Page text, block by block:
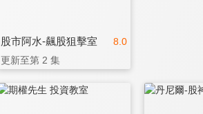
8.0
股市阿水-飆股狙擊室
更新至第 2 集